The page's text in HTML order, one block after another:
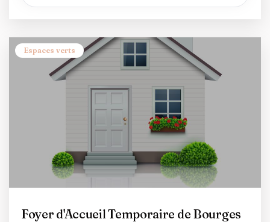
Espaces verts
Foyer d'Accueil Temporaire de Bourges